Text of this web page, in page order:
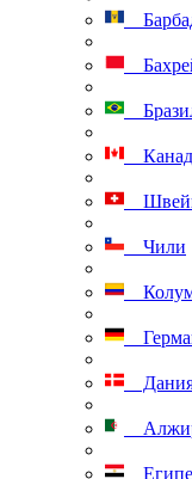
Чили